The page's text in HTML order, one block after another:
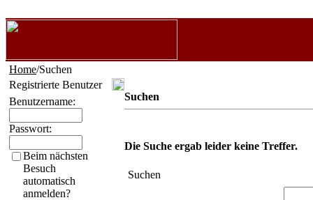
Home/Suchen
Registrierte Benutzer
Benutzername:
Passwort:
Beim nächsten
Besuch
automatisch
anmelden?
Suchen
Die Suche ergab leider keine Treffer.
Suchen